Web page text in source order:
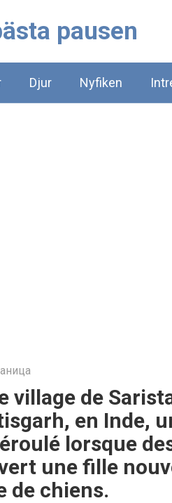
pausen
Djur Nyfiken
village de
en Inde,
lorsque
une fille
de chiens.